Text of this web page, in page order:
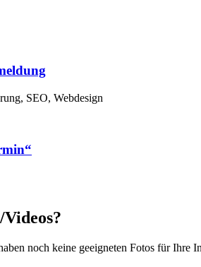
SEO, Webdesign
noch keine geeigneten Fotos für